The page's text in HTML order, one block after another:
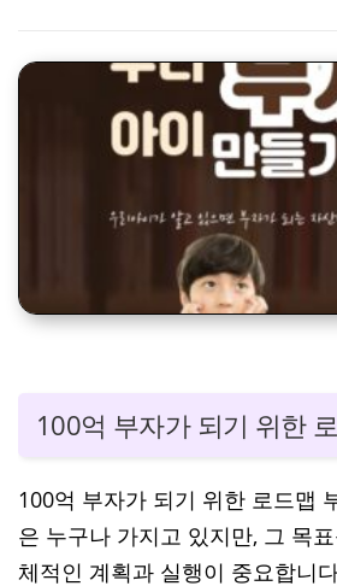
100억 부자가 되기 위한
100억 부자가 되기 위한 로드맵
은 누구나 가지고 있지만, 그 목
체적인 계획과 실행이 중요합니